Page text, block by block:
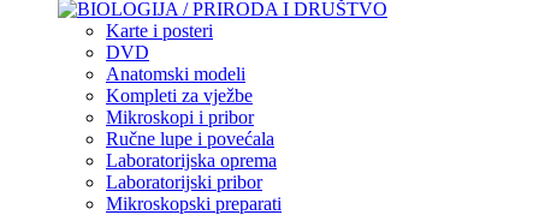
Karte i posteri
DVD
Anatomski modeli
Kompleti za vježbe
Mikroskopi i pribor
Ručne lupe i povećala
Laboratorijska oprema
Laboratorijski pribor
Mikroskopski preparati